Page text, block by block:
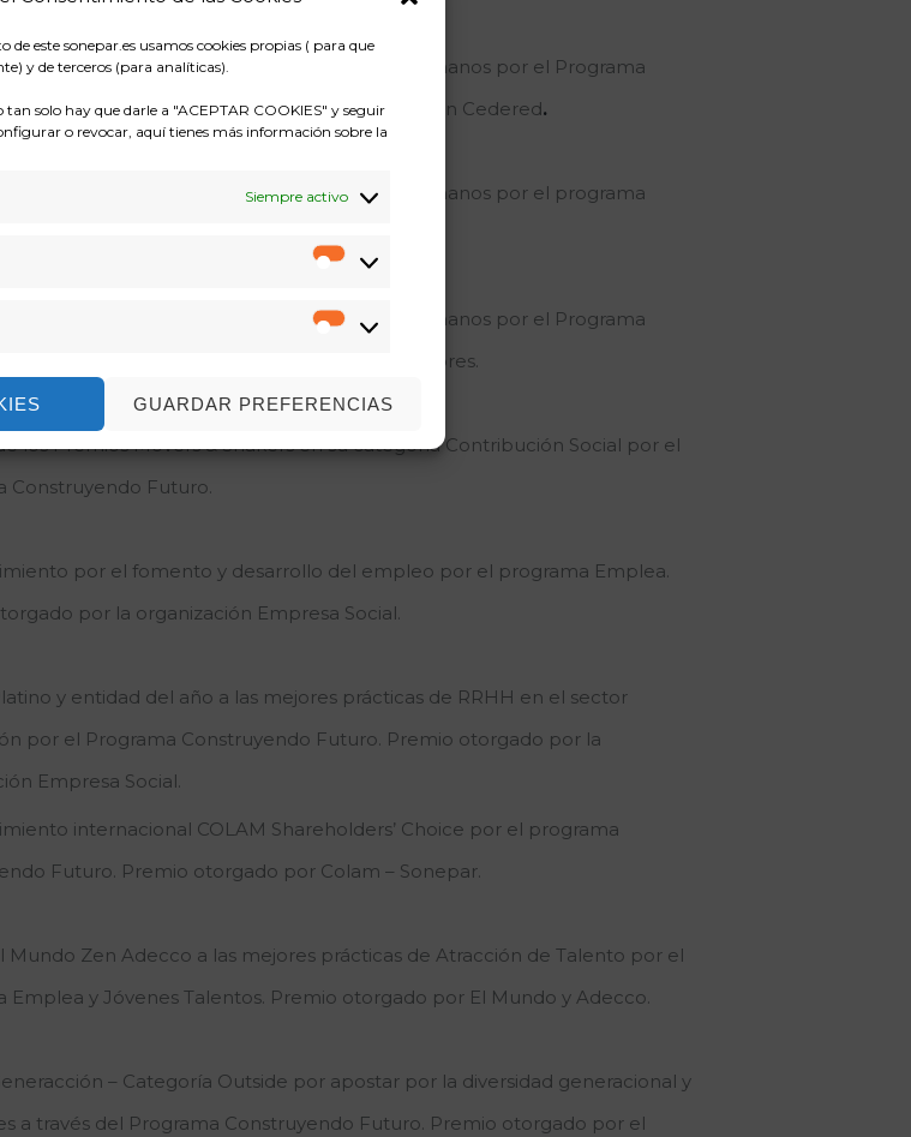
este sonepar.es usamos cookies propias ( para que
y de terceros (para analíticas).
solo hay que darle a "ACEPTAR COOKIES" y seguir
o revocar, aquí tienes más información sobre la
Siempre activo
Estadísticas
Marketing
GUARDAR PREFERENCIAS
a las mejores prácticas de Recursos Humanos por el Programa
Futuro. Premio otorgado por la organización Cedered.
a las mejores prácticas de Recursos Humanos por el programa
a las mejores prácticas de Recursos Humanos por el Programa
Futuro. Premio otorgado por Real Consultores.
los Premios Movers & Shakers en su categoría Contribución Social por el
Construyendo Futuro.
por el fomento y desarrollo del empleo por el programa Emplea.
por la organización Empresa Social.
y entidad del año a las mejores prácticas de RRHH en el sector
por el Programa Construyendo Futuro. Premio otorgado por la
Empresa Social.
internacional COLAM Shareholders’ Choice por el programa
Futuro. Premio otorgado por Colam – Sonepar.
Mundo Zen Adecco a las mejores prácticas de Atracción de Talento por el
Emplea y Jóvenes Talentos. Premio otorgado por El Mundo y Adecco.
– Categoría Outside por apostar por la diversidad generacional y
a través del Programa Construyendo Futuro. Premio otorgado por el